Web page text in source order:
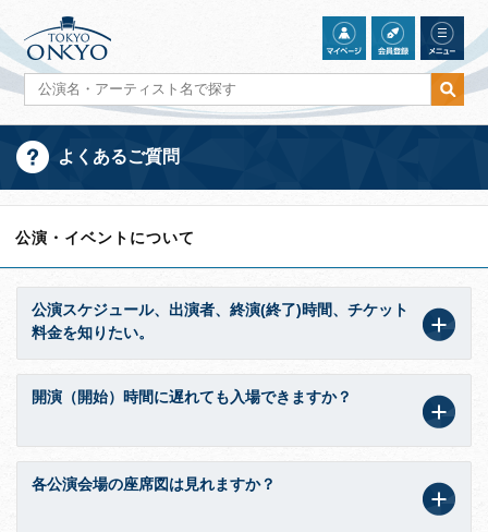
よくあるご質問
公演・イベントについて
公演スケジュール、出演者、終演(終了)時間、チケット
料金を知りたい。
開演（開始）時間に遅れても入場できますか？
各公演会場の座席図は見れますか？